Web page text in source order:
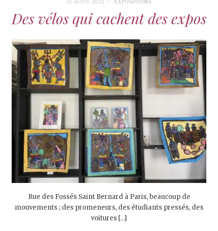
31 AOÛT 2021 EXPOSITIONS
Des vélos qui cachent des expos
Rue des Fossés Saint Bernard à Paris, beaucoup de
mouvements ; des promeneurs, des étudiants pressés, des
voitures […]